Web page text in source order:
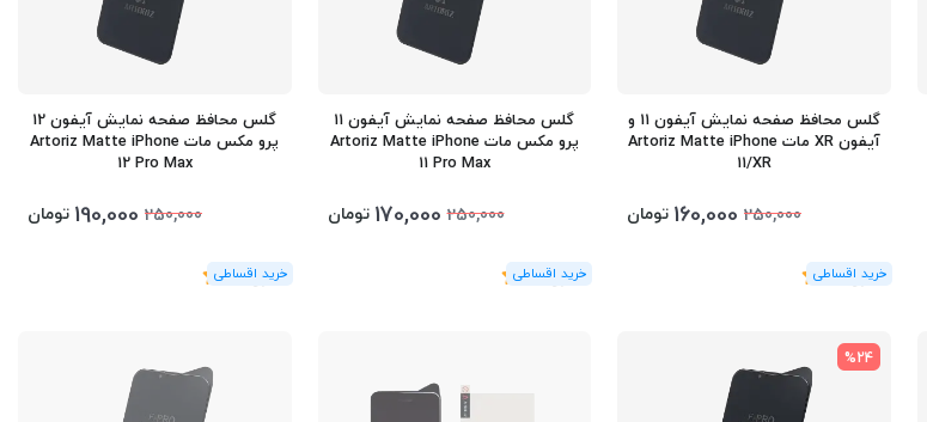
گلس محافظ صفحه نمایش آیفون 11 و
آیفون XR مات Artoriz Matte iPhone
11/XR
250,000
160,000 تومان
(1رای)
5
گلس محافظ صفحه نمایش آیفون 11
پرو مکس مات Artoriz Matte iPhone
11 Pro Max
250,000
170,000 تومان
(1رای)
5
گلس محافظ صفحه نمایش آیفون 12
پرو مکس مات Artoriz Matte iPhone
12 Pro Max
250,000
190,000 تومان
(1رای)
5
%24